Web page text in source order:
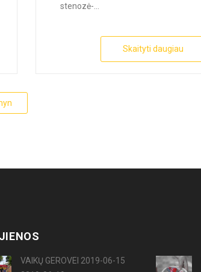
stenozė-...
Skaityti daugiau
VAIKŲ GEROVEI 2019-06-15